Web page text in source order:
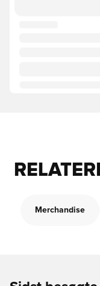
Merchandise